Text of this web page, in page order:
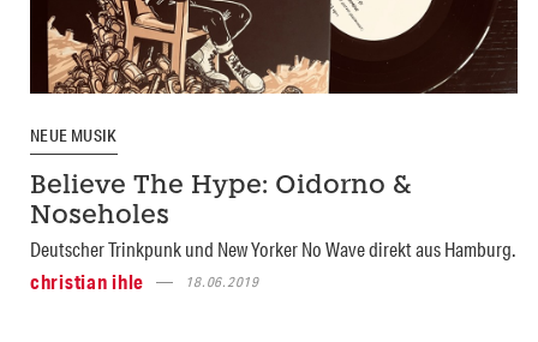
NEUE MUSIK
Believe The Hype: Oidorno &
Noseholes
Deutscher Trinkpunk und New Yorker No Wave direkt aus Hamburg.
christian ihle
18.06.2019